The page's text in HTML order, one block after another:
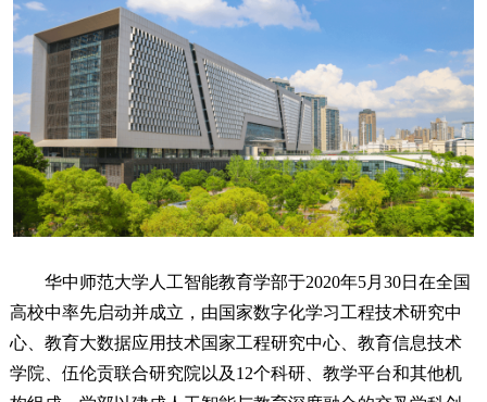
华中师范大学人工智能教育学部于2020年5月30日在全国
高校中率先启动并成立，由国家数字化学习工程技术研究中
心、教育大数据应用技术国家工程研究中心、教育信息技术
学院、伍伦贡联合研究院以及12个科研、教学平台和其他机